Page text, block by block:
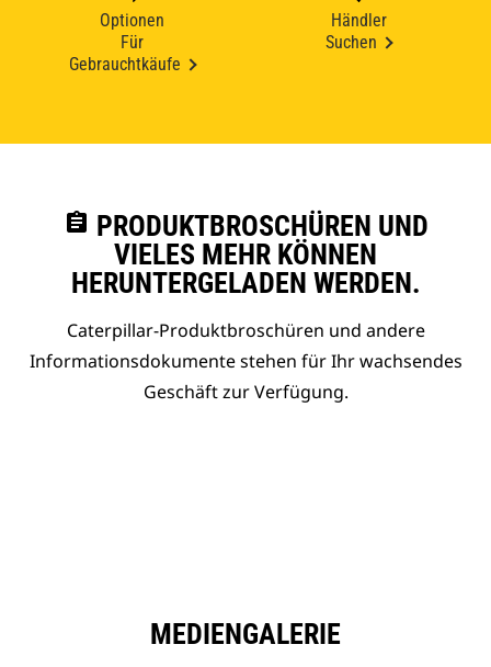
Optionen
Für
Gebrauchtkäufe
Händler
Suchen
assignment PRODUKTBROSCHÜREN UND
VIELES MEHR KÖNNEN
HERUNTERGELADEN WERDEN.
Caterpillar-Produktbroschüren und andere
Informationsdokumente stehen für Ihr wachsendes
Geschäft zur Verfügung.
MEDIENGALERIE